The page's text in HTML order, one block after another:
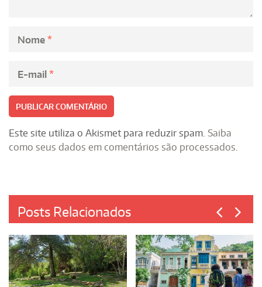
Nome *
E-mail *
Este site utiliza o Akismet para reduzir spam. Saiba
como seus dados em comentários são processados.
Posts Relacionados